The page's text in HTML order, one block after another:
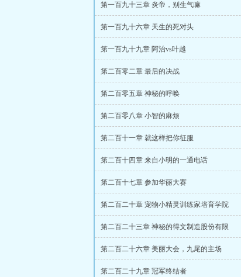
第一百九十三章 炎帝，别生气嘛
第一百九十六章 天生的死对头
第一百九十九章 阿治vs叶越
第二百零二章 最后的决战
第二百零五章 神秘的呼唤
第二百零八章 小智的麻烦
第二百十一章 就这样把你征服
第二百十四章 来自小明的一通电话
第二百十七章 参加华丽大赛
第二百二十章 宠物小精灵训练家培育学院
第二百二十三章 神秘的得文制造股份有限
第二百二十六章 美丽大会，九尾的主场
第二百二十九章 冠军终结者